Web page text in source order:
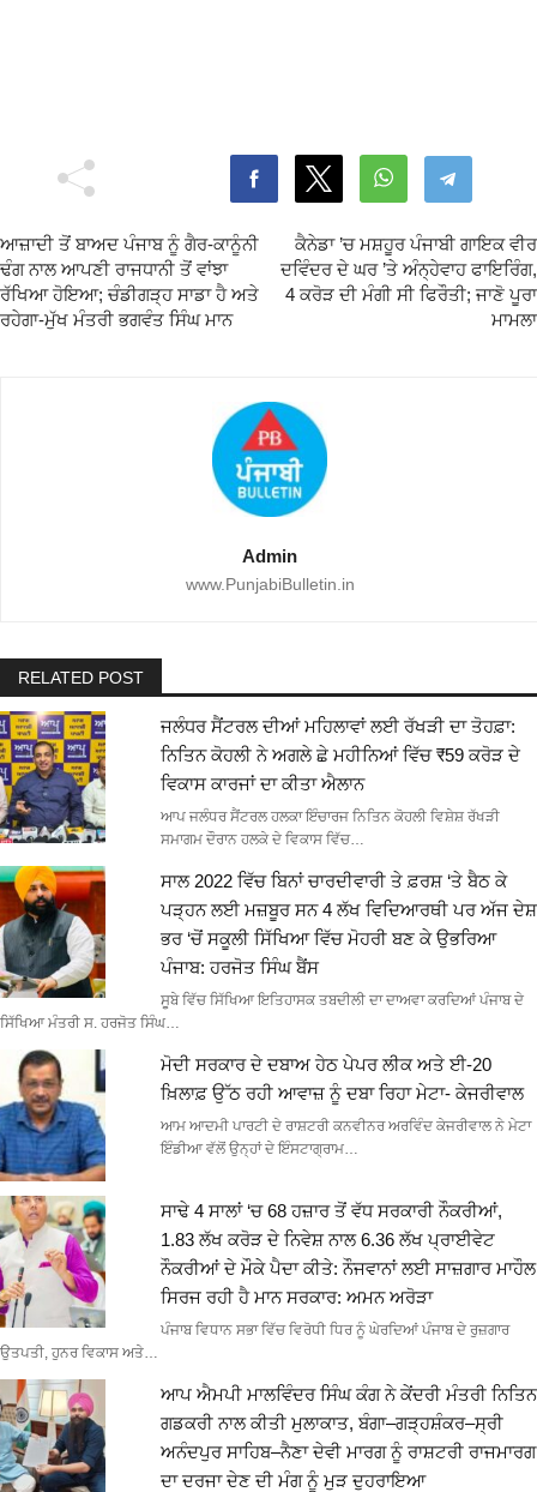
ਆਜ਼ਾਦੀ ਤੋਂ ਬਾਅਦ ਪੰਜਾਬ ਨੂੰ ਗੈਰ-ਕਾਨੂੰਨੀ
ਢੰਗ ਨਾਲ ਆਪਣੀ ਰਾਜਧਾਨੀ ਤੋਂ ਵਾਂਝਾ
ਰੱਖਿਆ ਹੋਇਆ; ਚੰਡੀਗੜ੍ਹ ਸਾਡਾ ਹੈ ਅਤੇ
ਰਹੇਗਾ-ਮੁੱਖ ਮੰਤਰੀ ਭਗਵੰਤ ਸਿੰਘ ਮਾਨ
ਕੈਨੇਡਾ ’ਚ ਮਸ਼ਹੂਰ ਪੰਜਾਬੀ ਗਾਇਕ ਵੀਰ
ਦਵਿੰਦਰ ਦੇ ਘਰ ’ਤੇ ਅੰਨ੍ਹੇਵਾਹ ਫਾਇਰਿੰਗ,
4 ਕਰੋੜ ਦੀ ਮੰਗੀ ਸੀ ਫਿਰੌਤੀ; ਜਾਣੋ ਪੂਰਾ
ਮਾਮਲਾ
Admin
www.PunjabiBulletin.in
RELATED POST
ਜਲੰਧਰ ਸੈਂਟਰਲ ਦੀਆਂ ਮਹਿਲਾਵਾਂ ਲਈ ਰੱਖੜੀ ਦਾ ਤੋਹਫ਼ਾ:
ਨਿਤਿਨ ਕੋਹਲੀ ਨੇ ਅਗਲੇ ਛੇ ਮਹੀਨਿਆਂ ਵਿੱਚ ₹59 ਕਰੋੜ ਦੇ
ਵਿਕਾਸ ਕਾਰਜਾਂ ਦਾ ਕੀਤਾ ਐਲਾਨ
ਆਪ ਜਲੰਧਰ ਸੈਂਟਰਲ ਹਲਕਾ ਇੰਚਾਰਜ ਨਿਤਿਨ ਕੋਹਲੀ ਵਿਸ਼ੇਸ਼ ਰੱਖੜੀ
ਸਮਾਗਮ ਦੌਰਾਨ ਹਲਕੇ ਦੇ ਵਿਕਾਸ ਵਿੱਚ…
ਸਾਲ 2022 ਵਿੱਚ ਬਿਨਾਂ ਚਾਰਦੀਵਾਰੀ ਤੇ ਫ਼ਰਸ਼ ‘ਤੇ ਬੈਠ ਕੇ
ਪੜ੍ਹਨ ਲਈ ਮਜ਼ਬੂਰ ਸਨ 4 ਲੱਖ ਵਿਦਿਆਰਥੀ ਪਰ ਅੱਜ ਦੇਸ਼
ਭਰ ‘ਚੋਂ ਸਕੂਲੀ ਸਿੱਖਿਆ ਵਿੱਚ ਮੋਹਰੀ ਬਣ ਕੇ ਉਭਰਿਆ
ਪੰਜਾਬ: ਹਰਜੋਤ ਸਿੰਘ ਬੈਂਸ
ਸੂਬੇ ਵਿੱਚ ਸਿੱਖਿਆ ਇਤਿਹਾਸਕ ਤਬਦੀਲੀ ਦਾ ਦਾਅਵਾ ਕਰਦਿਆਂ ਪੰਜਾਬ ਦੇ
ਸਿੱਖਿਆ ਮੰਤਰੀ ਸ. ਹਰਜੋਤ ਸਿੰਘ…
ਮੋਦੀ ਸਰਕਾਰ ਦੇ ਦਬਾਅ ਹੇਠ ਪੇਪਰ ਲੀਕ ਅਤੇ ਈ-20
ਖ਼ਿਲਾਫ਼ ਉੱਠ ਰਹੀ ਆਵਾਜ਼ ਨੂੰ ਦਬਾ ਰਿਹਾ ਮੇਟਾ- ਕੇਜਰੀਵਾਲ
ਆਮ ਆਦਮੀ ਪਾਰਟੀ ਦੇ ਰਾਸ਼ਟਰੀ ਕਨਵੀਨਰ ਅਰਵਿੰਦ ਕੇਜਰੀਵਾਲ ਨੇ ਮੇਟਾ
ਇੰਡੀਆ ਵੱਲੋਂ ਉਨ੍ਹਾਂ ਦੇ ਇੰਸਟਾਗ੍ਰਾਮ…
ਸਾਢੇ 4 ਸਾਲਾਂ ‘ਚ 68 ਹਜ਼ਾਰ ਤੋਂ ਵੱਧ ਸਰਕਾਰੀ ਨੌਕਰੀਆਂ,
1.83 ਲੱਖ ਕਰੋੜ ਦੇ ਨਿਵੇਸ਼ ਨਾਲ 6.36 ਲੱਖ ਪ੍ਰਾਈਵੇਟ
ਨੌਕਰੀਆਂ ਦੇ ਮੌਕੇ ਪੈਦਾ ਕੀਤੇ: ਨੌਜਵਾਨਾਂ ਲਈ ਸਾਜ਼ਗਾਰ ਮਾਹੌਲ
ਸਿਰਜ ਰਹੀ ਹੈ ਮਾਨ ਸਰਕਾਰ: ਅਮਨ ਅਰੋੜਾ
ਪੰਜਾਬ ਵਿਧਾਨ ਸਭਾ ਵਿੱਚ ਵਿਰੋਧੀ ਧਿਰ ਨੂੰ ਘੇਰਦਿਆਂ ਪੰਜਾਬ ਦੇ ਰੁਜ਼ਗਾਰ
ਉਤਪਤੀ, ਹੁਨਰ ਵਿਕਾਸ ਅਤੇ…
ਆਪ ਐਮਪੀ ਮਾਲਵਿੰਦਰ ਸਿੰਘ ਕੰਗ ਨੇ ਕੇਂਦਰੀ ਮੰਤਰੀ ਨਿਤਿਨ
ਗਡਕਰੀ ਨਾਲ ਕੀਤੀ ਮੁਲਾਕਾਤ, ਬੰਗਾ–ਗੜ੍ਹਸ਼ੰਕਰ–ਸ੍ਰੀ
ਅਨੰਦਪੁਰ ਸਾਹਿਬ–ਨੈਣਾ ਦੇਵੀ ਮਾਰਗ ਨੂੰ ਰਾਸ਼ਟਰੀ ਰਾਜਮਾਰਗ
ਦਾ ਦਰਜਾ ਦੇਣ ਦੀ ਮੰਗ ਨੂੰ ਮੁੜ ਦੁਹਰਾਇਆ